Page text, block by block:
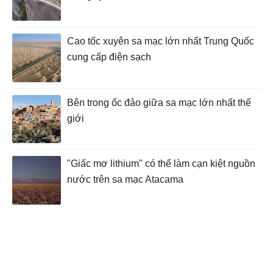
Cao tốc xuyên sa mạc lớn nhất Trung Quốc
cung cấp điện sạch
Bên trong ốc đảo giữa sa mạc lớn nhất thế
giới
"Giấc mơ lithium" có thể làm cạn kiệt nguồn
nước trên sa mạc Atacama